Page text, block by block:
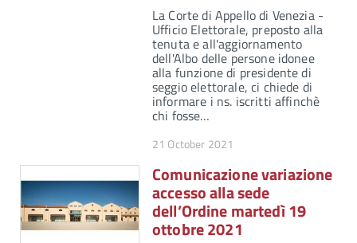
La Corte di Appello di Venezia -
Ufficio Elettorale, preposto alla
tenuta e all'aggiornamento
dell'Albo delle persone idonee
alla funzione di presidente di
seggio elettorale, ci chiede di
informare i ns. iscritti affinchè
chi fosse…
21 October 2021
Comunicazione variazione
accesso alla sede
dell’Ordine martedì 19
ottobre 2021